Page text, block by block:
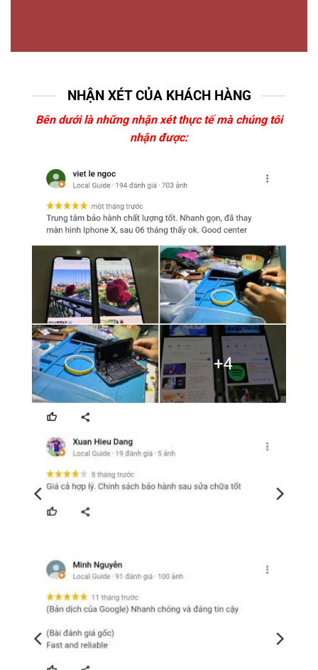
NHẬN XÉT CỦA KHÁCH HÀNG
Bên dưới là những nhận xét thực tế mà chúng tôi
nhận được: